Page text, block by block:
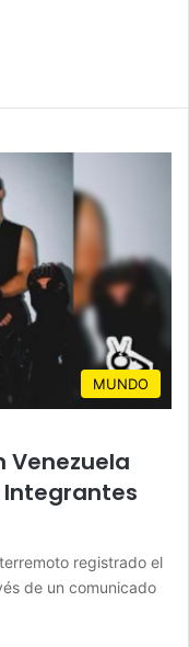
MUNDO
Venezuela
Integrantes
registrado el
de un comunicado